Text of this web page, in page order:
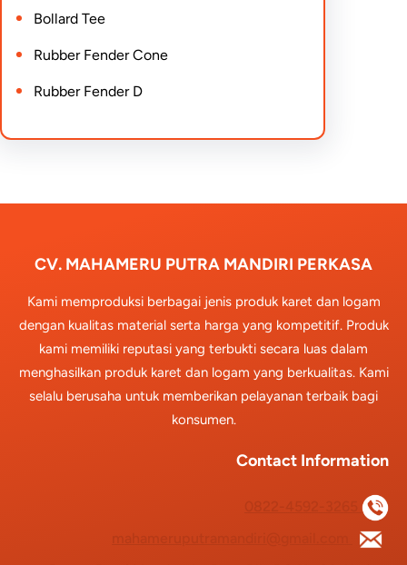
Bollard Tee
Rubber Fender Cone
Rubber Fender D
CV. MAHAMERU PUTRA MANDIRI PERKASA
Kami memproduksi berbagai jenis produk karet dan logam
dengan kualitas material serta harga yang kompetitif. Produk
kami memiliki reputasi yang terbukti secara luas dalam
menghasilkan produk karet dan logam yang berkualitas. Kami
selalu berusaha untuk memberikan pelayanan terbaik bagi
konsumen.
Contact Information